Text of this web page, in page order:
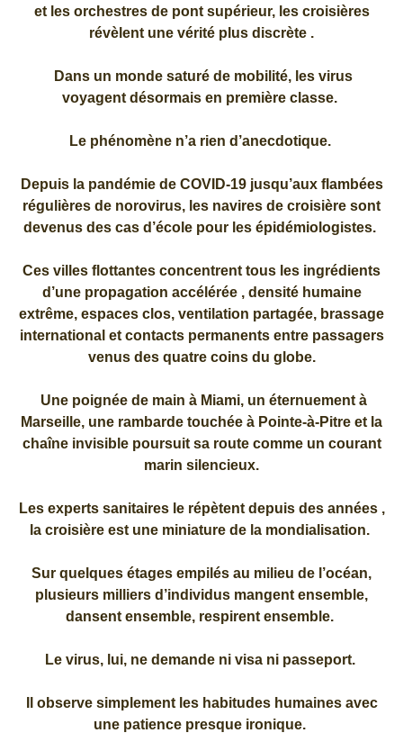
et les orchestres de pont supérieur, les croisières
révèlent une vérité plus discrète .
Dans un monde saturé de mobilité, les virus
voyagent désormais en première classe.
Le phénomène n’a rien d’anecdotique.
Depuis la pandémie de COVID-19 jusqu’aux flambées
régulières de norovirus, les navires de croisière sont
devenus des cas d’école pour les épidémiologistes.
Ces villes flottantes concentrent tous les ingrédients
d’une propagation accélérée , densité humaine
extrême, espaces clos, ventilation partagée, brassage
international et contacts permanents entre passagers
venus des quatre coins du globe.
Une poignée de main à Miami, un éternuement à
Marseille, une rambarde touchée à Pointe-à-Pitre et la
chaîne invisible poursuit sa route comme un courant
marin silencieux.
Les experts sanitaires le répètent depuis des années ,
la croisière est une miniature de la mondialisation.
Sur quelques étages empilés au milieu de l’océan,
plusieurs milliers d’individus mangent ensemble,
dansent ensemble, respirent ensemble.
Le virus, lui, ne demande ni visa ni passeport.
Il observe simplement les habitudes humaines avec
une patience presque ironique.